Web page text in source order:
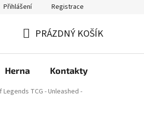
Přihlášení Registrace
KOŠÍK
PRÁZDNÝ KOŠÍK
Herna Kontakty
TCG - Unleashed -